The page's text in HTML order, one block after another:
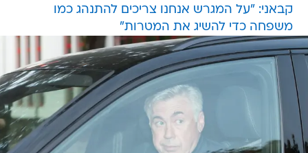
קבאני: "על המגרש אנחנו צריכים להתנהג כמו
משפחה כדי להשיג את המטרות"